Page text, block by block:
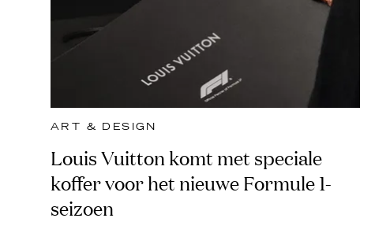
ART & DESIGN
Louis Vuitton komt met speciale
koffer voor het nieuwe Formule 1-
seizoen